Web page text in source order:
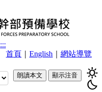
首頁 English 網站導覽
:::
sunny
bedtime
朗讀本文 顯示注音